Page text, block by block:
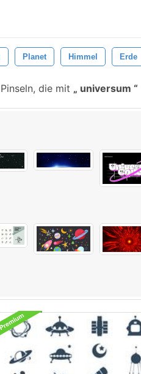
Planet Himmel Erde
die mit universum